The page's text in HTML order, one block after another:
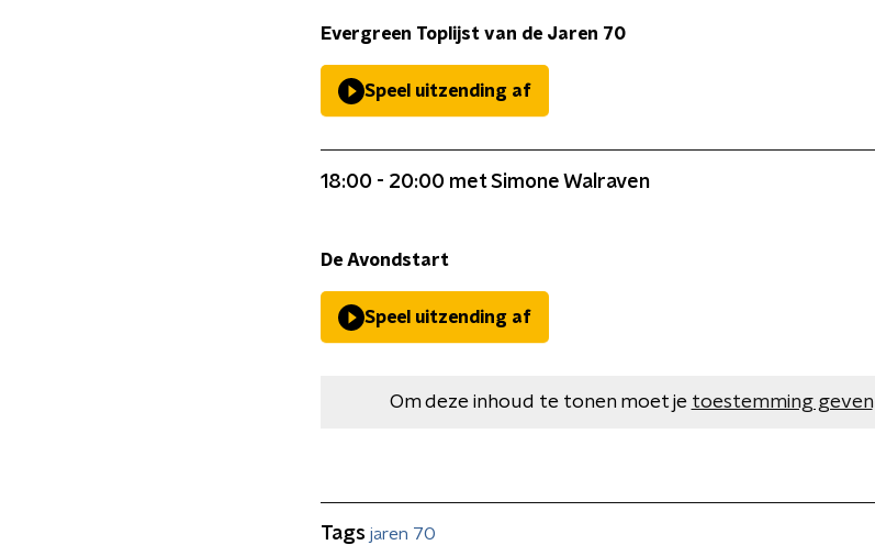
Evergreen Toplijst van de Jaren 70
Speel uitzending af
18:00 - 20:00 met Simone Walraven
De Avondstart
Speel uitzending af
Om deze inhoud te tonen moet je toestemming geven
Tags jaren 70